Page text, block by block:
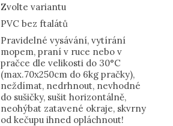
Zvolte variantu
PVC bez ftalátů
Pravidelné vysávání, vytírání
mopem, praní v ruce nebo v
pračce dle velikosti do 30°C
(max.70x250cm do 6kg pračky),
neždímat, nedrhnout, nevhodné
do sušičky, sušit horizontálně,
neohýbat zatavené okraje, skvrny
od kečupu ihned opláchnout!